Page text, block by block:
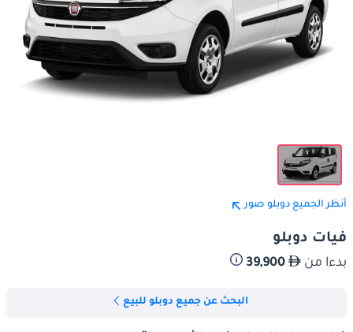
أنظر الجميع دوبلو صور
فيات دوبلو
بدءا من 39,900
البحث عن جميع دوبلو للبيع